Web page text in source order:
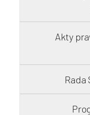
Akty
Rada
Domy